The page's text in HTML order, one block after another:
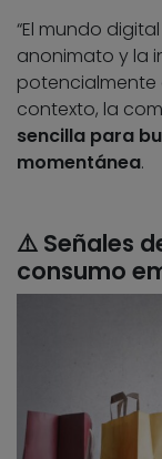
“El mundo
anonimato y la
potencialmente
contexto, la
sencilla para
momentánea.
​⚠️ Señales
consumo